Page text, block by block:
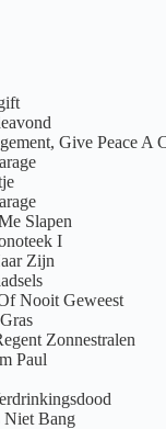
Give Peace A
Slapen
I
Zijn
Nooit Geweest
Zonnestralen
Paul
Niet Bang